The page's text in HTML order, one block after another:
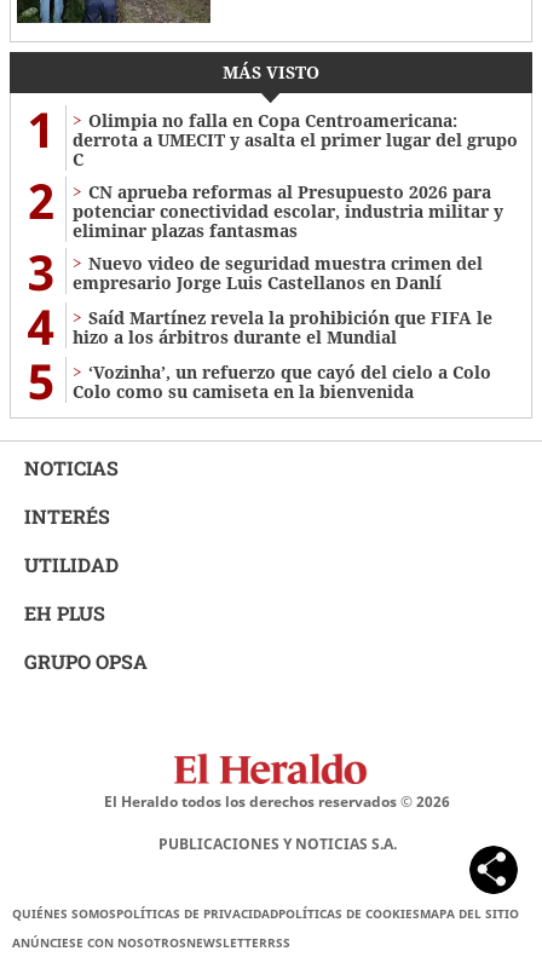
MÁS VISTO
1
Olimpia no falla en Copa Centroamericana:
derrota a UMECIT y asalta el primer lugar del grupo
C
2
CN aprueba reformas al Presupuesto 2026 para
potenciar conectividad escolar, industria militar y
eliminar plazas fantasmas
3
Nuevo video de seguridad muestra crimen del
empresario Jorge Luis Castellanos en Danlí
4
Saíd Martínez revela la prohibición que FIFA le
hizo a los árbitros durante el Mundial
5
‘Vozinha’, un refuerzo que cayó del cielo a Colo
Colo como su camiseta en la bienvenida
NOTICIAS
INTERÉS
UTILIDAD
EH PLUS
GRUPO OPSA
El Heraldo todos los derechos reservados ©2026
PUBLICACIONES Y NOTICIAS S.A.
QUIÉNES SOMOSPOLÍTICAS DE PRIVACIDADPOLÍTICAS DE COOKIESMAPA DEL SITIO
ANÚNCIESE CON NOSOTROSNEWSLETTERRSS